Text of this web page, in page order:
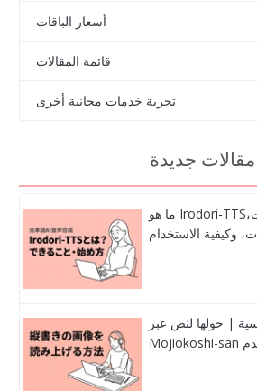
أسعار الباقات
قائمة المقالات
تجربة خدمات مجانية أخرى
مقالات جديدة
ما هو Irodori-TTS؟ شرح الميزات،
وكيفية الاستخدام
| حولها لنص عبر